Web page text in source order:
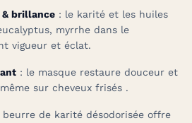
& brillance : le karité et les huiles
myrrhe dans le
vigueur et éclat.
: le masque restaure douceur et
sur cheveux frisés .
beurre de karité désodorisée offre